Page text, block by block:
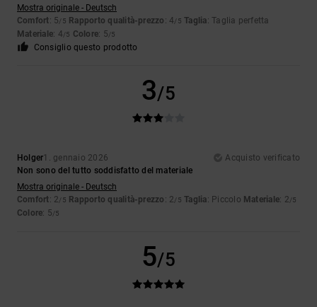
Mostra originale - Deutsch
Comfort: 5/5 Rapporto qualità-prezzo : 4/5 Taglia: Taglia perfetta
Materiale: 4/5 Colore: 5/5
Consiglio questo prodotto
3/5
Holger1. gennaio 2026
Acquisto verificato
Non sono del tutto soddisfatto del materiale
Mostra originale - Deutsch
Comfort: 2/5 Rapporto qualità-prezzo : 2/5 Taglia: Piccolo Materiale: 2/5
Colore: 5/5
5/5